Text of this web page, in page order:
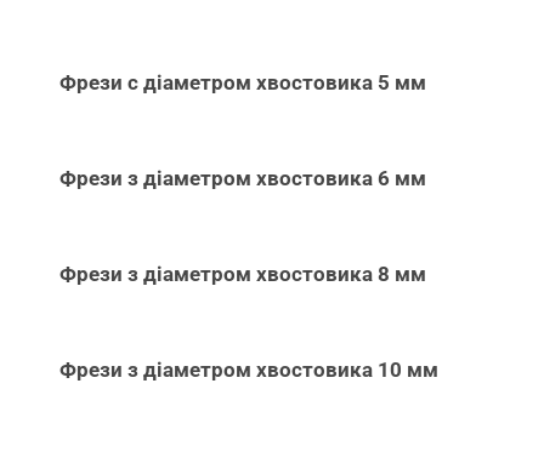
Фрези с діаметром хвостовика 5 мм
Фрези з діаметром хвостовика 6 мм
Фрези з діаметром хвостовика 8 мм
Фрези з діаметром хвостовика 10 мм